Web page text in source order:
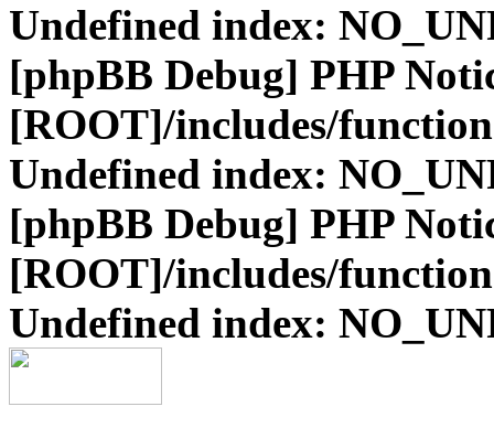
Undefined index:
[phpBB Debug] PHP
[ROOT]/includes/
Undefined index:
[phpBB Debug] PHP
[ROOT]/includes/
Undefined index: